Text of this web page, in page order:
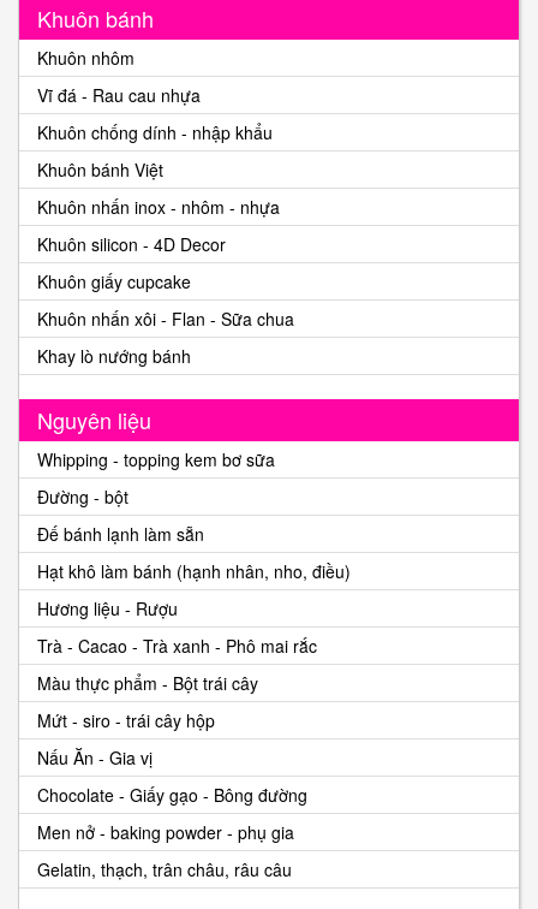
Khuôn bánh
Khuôn nhôm
Vĩ đá - Rau cau nhựa
Khuôn chống dính - nhập khẩu
Khuôn bánh Việt
Khuôn nhấn inox - nhôm - nhựa
Khuôn silicon - 4D Decor
Khuôn giấy cupcake
Khuôn nhấn xôi - Flan - Sữa chua
Khay lò nướng bánh
Nguyên liệu
Whipping - topping kem bơ sữa
Đường - bột
Đế bánh lạnh làm sẵn
Hạt khô làm bánh (hạnh nhân, nho, điều)
Hương liệu - Rượu
Trà - Cacao - Trà xanh - Phô mai rắc
Màu thực phẩm - Bột trái cây
Mứt - siro - trái cây hộp
Nấu Ăn - Gia vị
Chocolate - Giấy gạo - Bông đường
Men nở - baking powder - phụ gia
Gelatin, thạch, trân châu, râu câu